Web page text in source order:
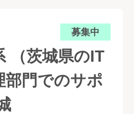
募集中
（茨城県のIT
部門でのサポ